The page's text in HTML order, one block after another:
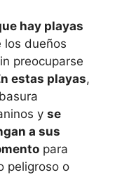
hay playas
los dueños
preocuparse
estas playas,
y se
a sus
para
peligroso o